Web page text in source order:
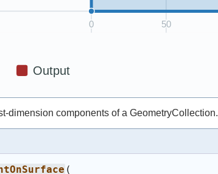
dimension components of a GeometryCollection.
(